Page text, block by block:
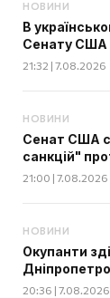
НОВИНИ
В
Сенату США
21:32 | 7.08.2026
НОВИНИ
Сенат США
санкцій"
21:00 | 7.08.2026
НОВИНИ
Окупанти
20:36 | 7.08.2026